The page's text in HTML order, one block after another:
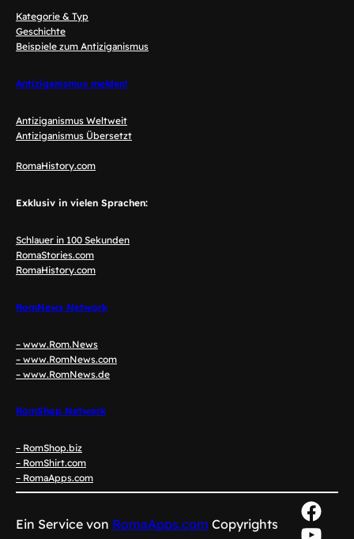
Kategorie & Typ
Geschichte
Beispiele zum Antiziganismus
Antiziganismus melden!
Antiziganismus Weltweit
Antiziganismus Übersetzt
RomaHistory.com
Exklusiv in vielen Sprachen:
Schlauer in 100 Sekunden
RomaStories.com
RomaHistory.com
RomNews Network
– www.Rom.News
– www.RomNews.com
– www.RomNews.de
RomShop Network
– RomShop.biz
– RomShirt.com
– RomaApps.com
Ein Service von RomaApps.com Copyrights